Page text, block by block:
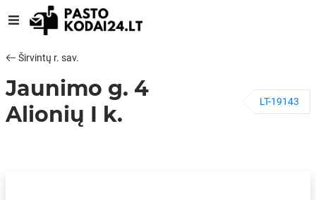
Širvintų r. sav.
Jaunimo g. 4
Alionių I k.
LT-19143